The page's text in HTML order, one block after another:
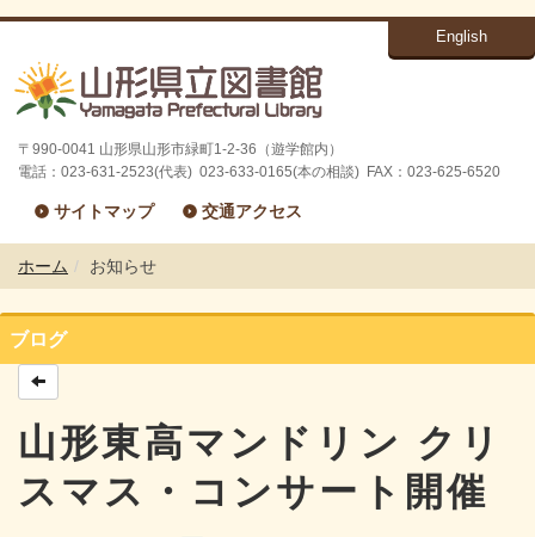
English
〒990-0041 山形県山形市緑町1-2-36（遊学館内）
電話：023-631-2523(代表) 023-633-0165(本の相談) FAX：023-625-6520
サイトマップ 交通アクセス
ホーム お知らせ
ブログ
山形東高マンドリン クリ
スマス・コンサート開催